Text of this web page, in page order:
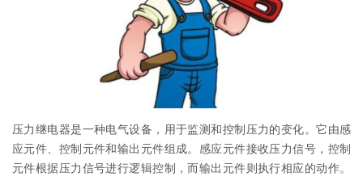
压力继电器是一种电气设备，用于监测和控制压力的变化。它由感
应元件、控制元件和输出元件组成。感应元件接收压力信号，控制
元件根据压力信号进行逻辑控制，而输出元件则执行相应的动作。